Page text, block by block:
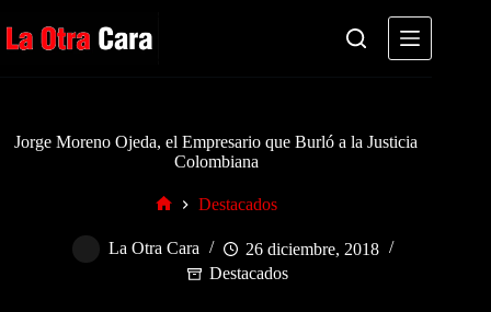
al
contenido
Jorge Moreno Ojeda, el Empresario que Burló a la Justicia
Colombiana
Destacados
La Otra Cara
26 diciembre, 2018
Destacados